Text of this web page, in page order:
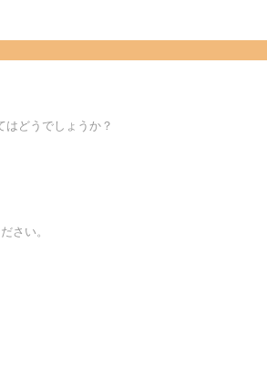
はどうでしょうか？
さい。